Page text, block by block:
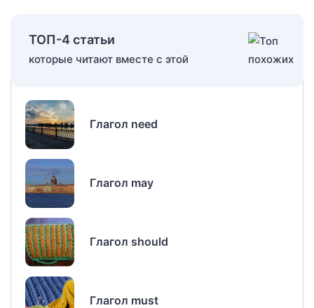
ТОП-4 статьи
которые читают вместе с этой
Глагол need
Глагол may
Глагол should
Глагол must